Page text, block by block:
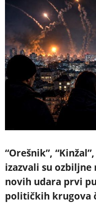
“Orešnik”,
izazvali su
novih udara prvi
političkih krugova